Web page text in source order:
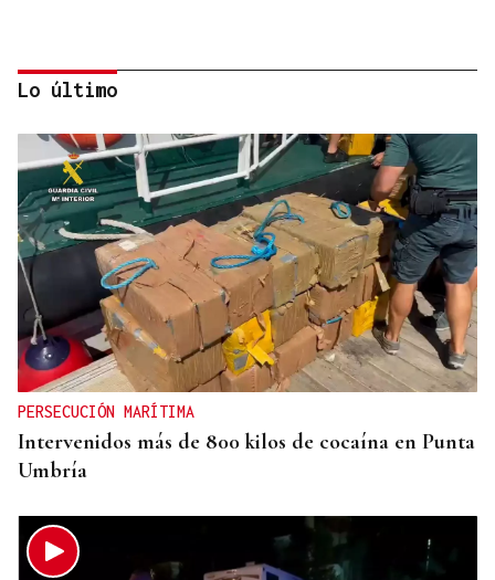
ECLIPSE EN ESPAÑA
Iberia fletará un vuelo especial para contemplar el
eclipse total de Sol desde el aire
Lo último
PERSECUCIÓN MARÍTIMA
Intervenidos más de 800 kilos de cocaína en Punta
Umbría